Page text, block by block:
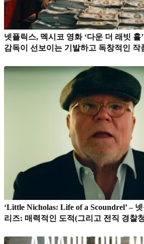
넷플릭스, 멕시코 영화 ‘다운 더 래빗 홀
감독이 선보이는 기발하고 독창적인 작
‘Little Nicholas: Life of a Scoundrel’ –
리즈: 매력적인 도적(그리고 전직 경찰